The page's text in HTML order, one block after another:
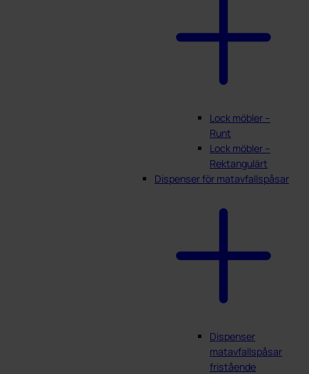
Lock möbler –
Runt
Lock möbler –
Rektangulärt
Dispenser för matavfallspåsar
Dispenser
matavfallspåsar
fristående